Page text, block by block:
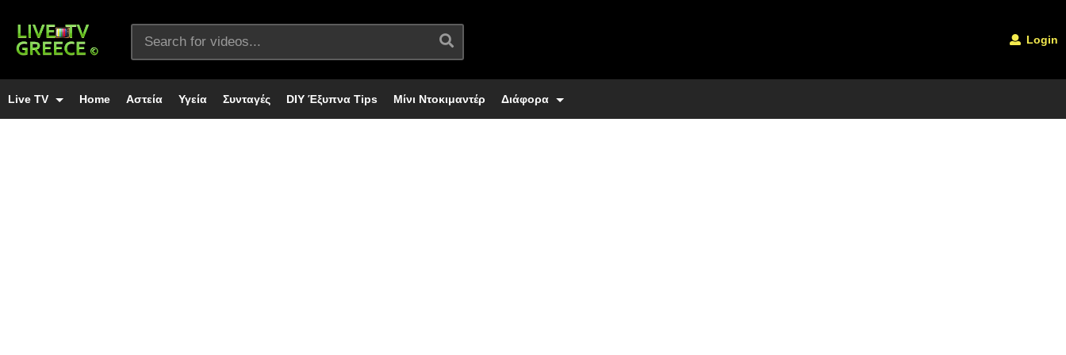
Login
Live TV Home Αστεία Υγεία Συνταγές DIY Έξυπνα Tips Μίνι Ντοκιμαντέρ Διάφορα